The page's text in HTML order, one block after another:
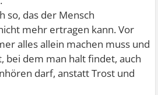
so, das der Mensch
mehr ertragen kann. Vor
alles allein machen muss und
bei dem man halt findet, auch
darf, anstatt Trost und